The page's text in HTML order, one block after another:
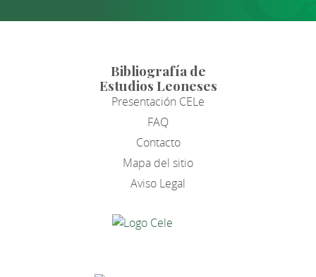
Bibliografía de
Estudios Leoneses
Presentación CELe
FAQ
Contacto
Mapa del sitio
Aviso Legal